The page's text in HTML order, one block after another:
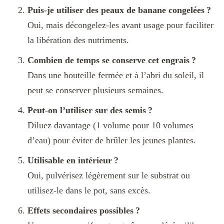
Puis-je utiliser des peaux de banane congelées ?
Oui, mais décongelez-les avant usage pour faciliter
la libération des nutriments.
Combien de temps se conserve cet engrais ?
Dans une bouteille fermée et à l’abri du soleil, il
peut se conserver plusieurs semaines.
Peut-on l’utiliser sur des semis ?
Diluez davantage (1 volume pour 10 volumes
d’eau) pour éviter de brûler les jeunes plantes.
Utilisable en intérieur ?
Oui, pulvérisez légèrement sur le substrat ou
utilisez-le dans le pot, sans excès.
Effets secondaires possibles ?